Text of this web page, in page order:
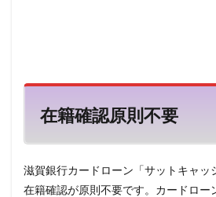
在籍確認原則不要
滋賀銀行カードローン「サットキャッ
在籍確認が原則不要です。カードロー